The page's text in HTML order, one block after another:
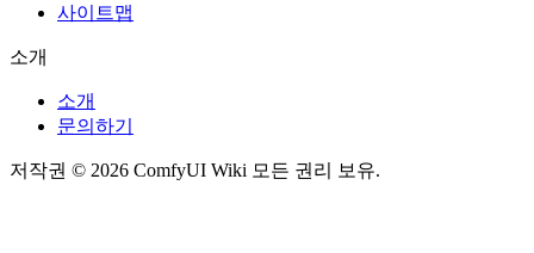
사이트맵
소개
소개
문의하기
저작권 © 2026 ComfyUI Wiki 모든 권리 보유.